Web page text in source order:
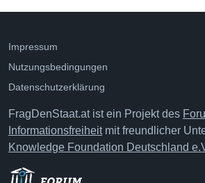
Impressum
Nutzungsbedingungen
Datenschutzerklärung
FragDenStaat.at ist ein Projekt des
Informationsfreiheitmit freundlicher
Knowledge Foundation Deutschland